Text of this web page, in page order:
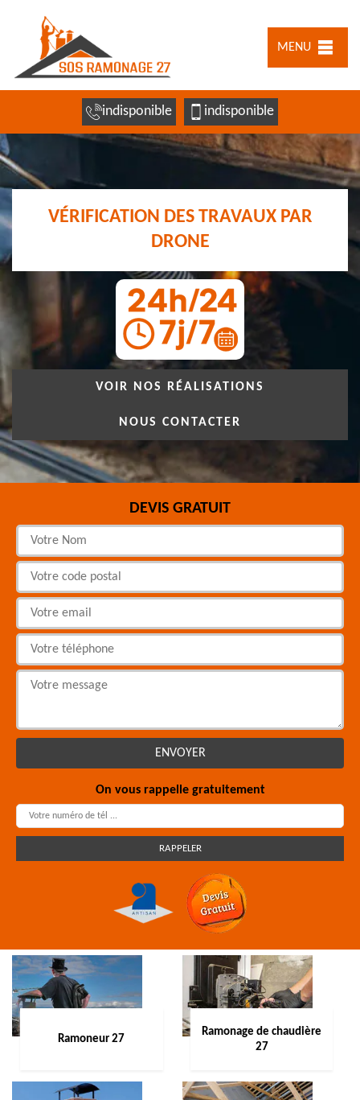
MENU
indisponible indisponible
VÉRIFICATION DES TRAVAUX PAR
DRONE
VOIR NOS RÉALISATIONS
NOUS CONTACTER
DEVIS GRATUIT
On vous rappelle gratuitement
Ramoneur 27
Ramonage de chaudière
27